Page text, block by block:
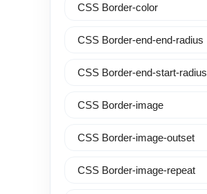
CSS Border-color
CSS Border-end-end-radius
CSS Border-end-start-radius
CSS Border-image
CSS Border-image-outset
CSS Border-image-repeat